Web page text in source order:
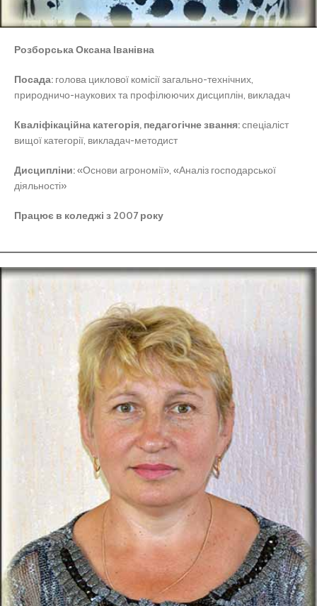
Розборська Оксана Іванівна
Посада: голова циклової комісії загально-технічних,
природничо-наукових та профілюючих дисциплін, викладач
Кваліфікаційна категорія, педагогічне звання:спеціаліст
вищої категорії, викладач-методист
Дисципліни:«Основи агрономії», «Аналіз господарської
діяльності»
Працює в коледжі з 2007 року